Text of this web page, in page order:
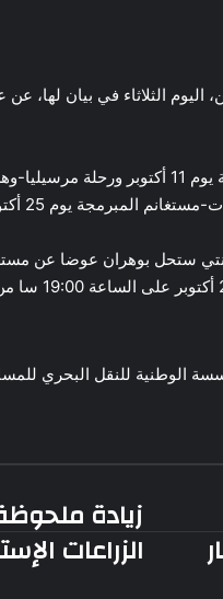
الثلاثاء في بيان لها، عن
بينما ستنطلق
الوطنية للنقل البحري
زيادة
ملحوظة
في
زيادة
الزراعات